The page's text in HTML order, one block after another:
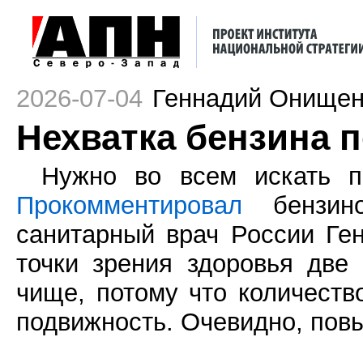
2026-07-04 Геннадий
Нехватка бензина
Нужно во всем искать
Прокомментировал
санитарный врач России
точки зрения здоровья
чище, потому что
подвижность. Очевидно,